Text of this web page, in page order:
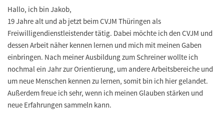
Hallo, ich bin Jakob,
19 Jahre alt und ab jetzt beimCVJM Thüringen als
Freiwilligendienstleistender tätig. Dabei möchte ich den CVJM und
dessen Arbeit näher kennen lernen und mich mit meinen Gaben
einbringen. Nach meiner Ausbildung zum Schreiner wollte ich
nochmal ein Jahr zur Orientierung, um andere Arbeitsbereiche und
um neue Menschen kennen zu lernen, somit bin ich hier gelandet.
Außerdem freue ich sehr, wenn ich meinen Glauben stärken und
neue Erfahrungen sammeln kann.